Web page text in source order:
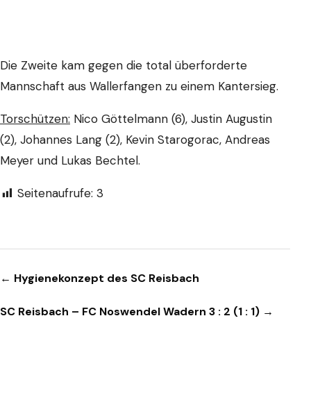
Die Zweite kam gegen die total überforderte
Mannschaft aus Wallerfangen zu einem Kantersieg.
Torschützen: Nico Göttelmann (6), Justin Augustin
(2), Johannes Lang (2), Kevin Starogorac, Andreas
Meyer und Lukas Bechtel.
Seitenaufrufe: 3
Beitragsnavigation
← Hygienekonzept des SC Reisbach
SC Reisbach – FC Noswendel Wadern 3 : 2 (1 : 1) →